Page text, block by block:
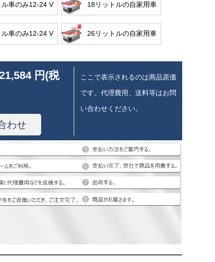
ル車のみ12-24 V 18リットルの自家用車
車のみ12-24 V 26リットルの自家用車
円(税
わせ
ここで表示されるのは商品原価
です。代理費用、送料等はお問
い合わせください。